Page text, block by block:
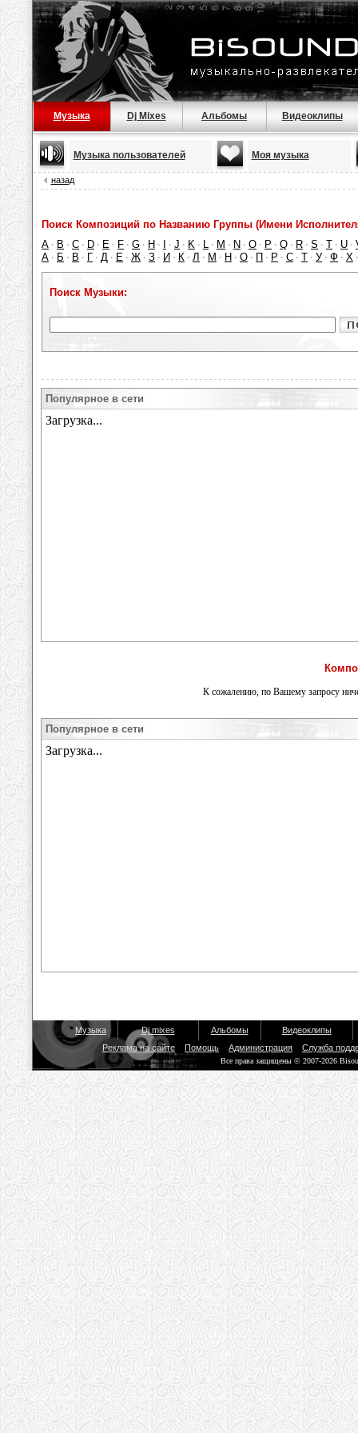
Музыка Dj Mixes Альбомы Видеоклипы
Музыка пользователей Моя музыка
назад
Поиск Композиций по Названию Группы (Имени
A · B · C · D · E · F · G · H · · J · K · L · M · N · O · P · Q · R · S · T · U ·
А · Б · В · Г · Д · Е · Ж · З · И · К · Л · М · Н · О · П · Р · С · Т · У · Ф · Х
Поиск Музыки:
Популярное в сети
К сожалению, по Вашему запросу
Популярное в сети
Музыка Dj mixes Альбомы
Видеоклипы
Реклама на сайте
Помощь Администрация Служба
Все права защищены © 2007-2026